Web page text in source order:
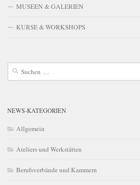
MUSEEN & GALERIEN
KURSE & WORKSHOPS
Suchen
NEWS-KATEGORIEN
Allgemein
Ateliers und Werkstätten
Berufsverbände und Kammern